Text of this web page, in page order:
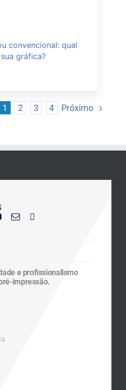
convencional: qual
gráfica?
1 2 3 4 Próximo
e profissionalismo
impressão.